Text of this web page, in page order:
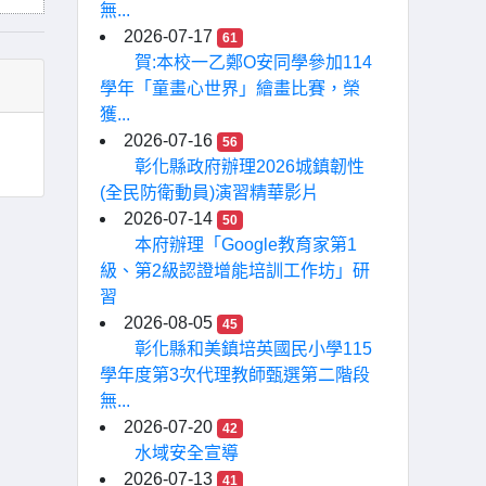
無...
2026-07-17
61
賀:本校一乙鄭O安同學參加114
學年「童畫心世界」繪畫比賽，榮
獲...
2026-07-16
56
彰化縣政府辦理2026城鎮韌性
(全民防衛動員)演習精華影片
2026-07-14
50
本府辦理「Google教育家第1
級、第2級認證增能培訓工作坊」研
習
2026-08-05
45
彰化縣和美鎮培英國民小學115
學年度第3次代理教師甄選第二階段
無...
2026-07-20
42
水域安全宣導
2026-07-13
41